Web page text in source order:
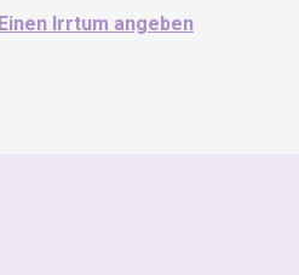
Einen Irrtum angeben